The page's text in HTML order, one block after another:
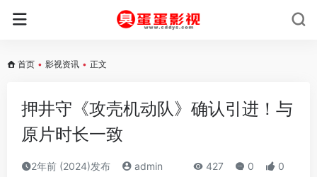
首页 • 影视资讯 • 正文
押井守《攻壳机动队》确认引进！与
原片时长一致
2年前 (2024)发布 admin 427 0 0